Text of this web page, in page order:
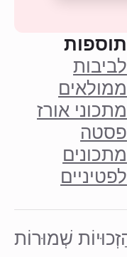
תוספות
לביבות
ממולאים
מתכוני אורז
פסטה
מתכונים
לפטיניים